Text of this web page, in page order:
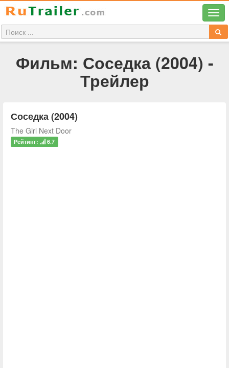
Фильм: Соседка (2004) -
Трейлер
Соседка (2004)
The Girl Next Door
Рейтинг: 6.7